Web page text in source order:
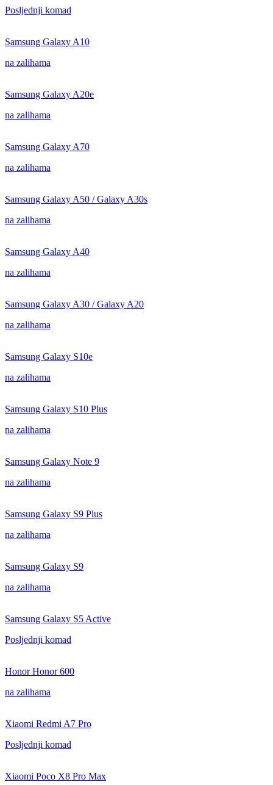
Posljednji komad
Samsung Galaxy A10
na zalihama
Samsung Galaxy A20e
na zalihama
Samsung Galaxy A70
na zalihama
Samsung Galaxy A50 / Galaxy A30s
na zalihama
Samsung Galaxy A40
na zalihama
Samsung Galaxy A30 / Galaxy A20
na zalihama
Samsung Galaxy S10e
na zalihama
Samsung Galaxy S10 Plus
na zalihama
Samsung Galaxy Note 9
na zalihama
Samsung Galaxy S9 Plus
na zalihama
Samsung Galaxy S9
na zalihama
Samsung Galaxy S5 Active
Posljednji komad
Honor Honor 600
na zalihama
Xiaomi Redmi A7 Pro
Posljednji komad
Xiaomi Poco X8 Pro Max